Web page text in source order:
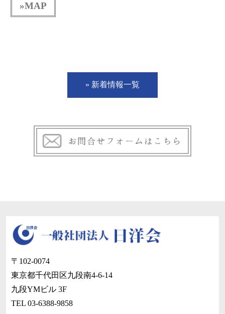
»MAP
» 新着情報一覧
〒102-0074
東京都千代田区九段南4-6-14
九段YMビル 3F
TEL 03-6388-9858